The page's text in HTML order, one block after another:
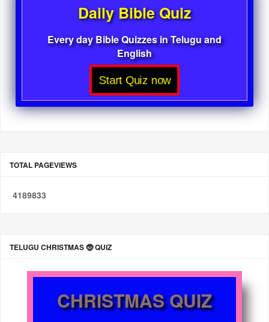
Daily Bible Quiz
Every day Bible Quizzes in Telugu and
English
Start Quiz now
TOTAL PAGEVIEWS
4189833
TELUGU CHRISTMAS 🤶 QUIZ
CHRISTMAS QUIZ